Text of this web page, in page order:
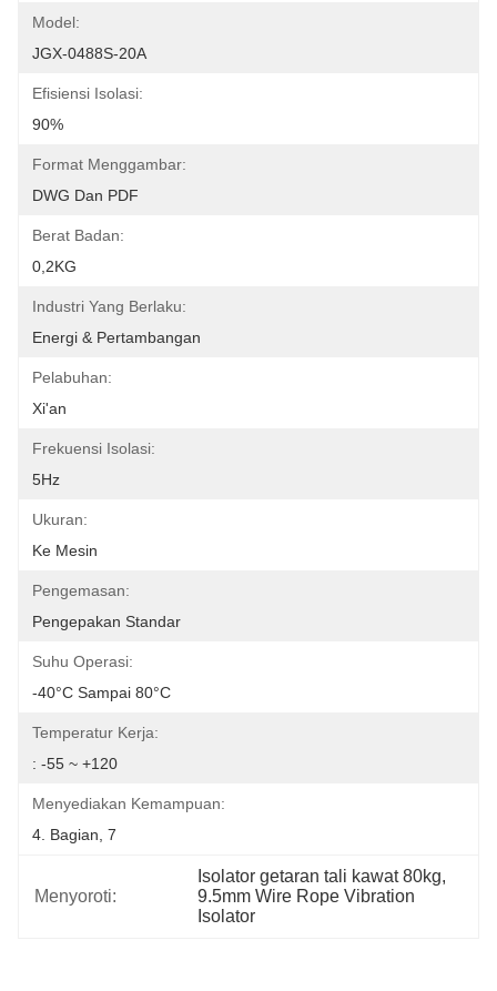
Model:
JGX-0488S-20A
Efisiensi Isolasi:
90%
Format Menggambar:
DWG Dan PDF
Berat Badan:
0,2KG
Industri Yang Berlaku:
Energi & Pertambangan
Pelabuhan:
Xi'an
Frekuensi Isolasi:
5Hz
Ukuran:
Ke Mesin
Pengemasan:
Pengepakan Standar
Suhu Operasi:
-40°C Sampai 80°C
Temperatur Kerja:
: -55 ~ +120
Menyediakan Kemampuan:
4. Bagian, 7
Menyoroti:
Isolator getaran tali kawat 80kg,
9.5mm Wire Rope Vibration
Isolator